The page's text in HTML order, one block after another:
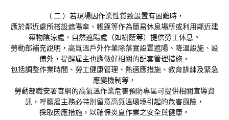
（ 二 ）若現場因作業性質致設置有困難時，
應於鄰近處所搭設遮陽傘、帳篷等作為簡易休息場所或利用鄰近建
築物陰涼處、自然遮陽處（如樹蔭等）提供勞工休息。
勞動部補充說明，高氣溫戶外作業除落實設置遮陽、降溫設施、設
備外，提醒雇主也應做好相關的配套管理措施，
包括調整作業時間、勞工健康管理、熱適應措施、教育訓練及緊急
應變機制等，
勞動部職安署官網的高氣溫作業危害預防專區可提供相關宣導資
訊，呼籲雇主務必特別留意高氣溫環境引起的危害風險，
採取因應措施，以確保炎夏作業之安全與健康。